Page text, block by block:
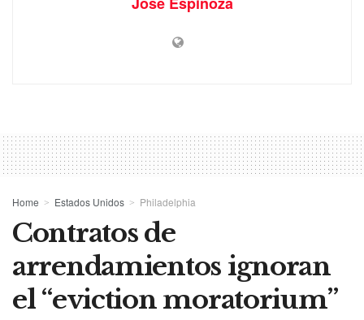
Home Estados Unidos Philadelphia
Contratos de
arrendamientos ignoran
el “eviction moratorium”